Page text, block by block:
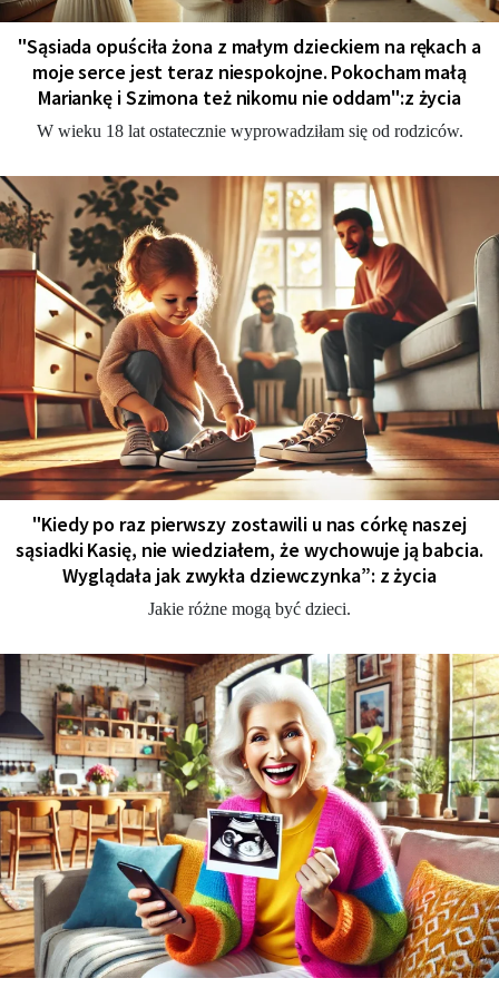
"Sąsiada opuściła żona z małym dzieckiem na rękach a
moje serce jest teraz niespokojne. Pokocham małą
Mariankę i Szimona też nikomu nie oddam":z życia
W wieku 18 lat ostatecznie wyprowadziłam się od rodziców.
"Kiedy po raz pierwszy zostawili u nas córkę naszej
sąsiadki Kasię, nie wiedziałem, że wychowuje ją babcia.
Wyglądała jak zwykła dziewczynka”: z życia
Jakie różne mogą być dzieci.